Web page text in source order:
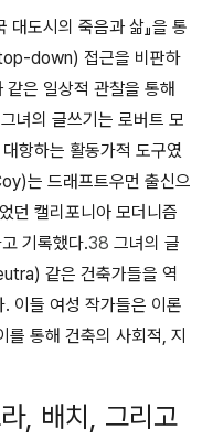
도시의 죽음과 삶』을 통
down) 접근을 비판하
은 일상적 관찰을 통해
그녀의 글쓰기는 로버트 모
항하는 활동가적 도구였
는 드래프트우먼 출신으
던 캘리포니아 모더니즘
기록했다.38 그녀의 글
같은 건축가들을 역
이들 여성 작가들은 이론
통해 건축의 사회적, 지
, 배치, 그리고